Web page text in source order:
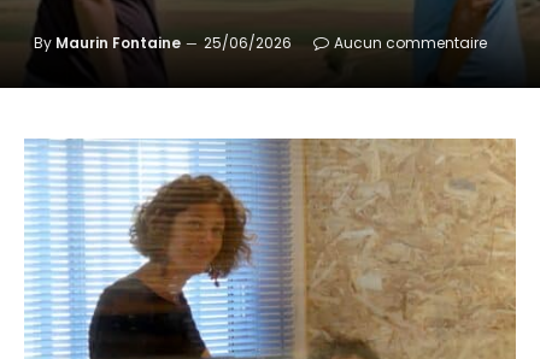
By Maurin Fontaine 25/06/2026 Aucun commentaire